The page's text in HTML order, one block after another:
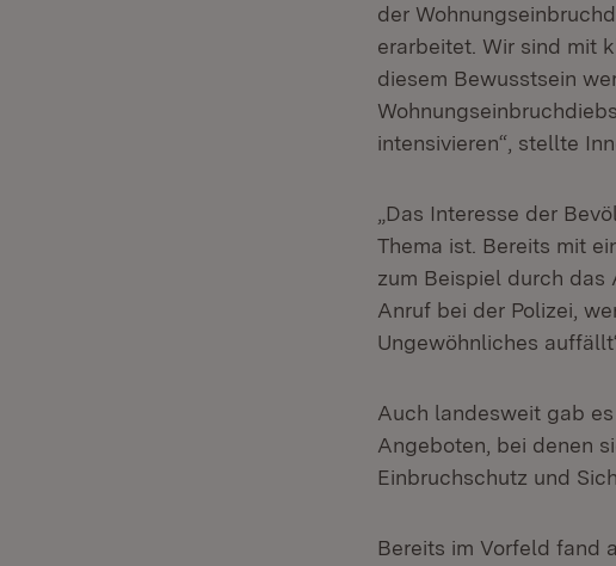
der
erarbeitet. Wir sind mit
diesem Bewusstsein
intensivieren“, stellte
„Das Interesse der
Thema ist. Bereits mit
zum Beispiel durch das
Anruf bei der Polizei,
Ungewöhnliches
Auch landesweit gab
Angeboten, bei denen
Einbruchschutz und
Bereits im Vorfeld fand